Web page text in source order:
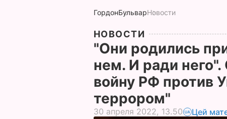
ГордонБульварНовости
НОВОСТИ
"Они родились
нем. И ради
войну РФ против
террором"
30 апреля 2022, 13.50 Цей